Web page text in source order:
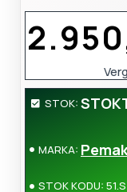
STOK:
MARKA:
STOK KODU: